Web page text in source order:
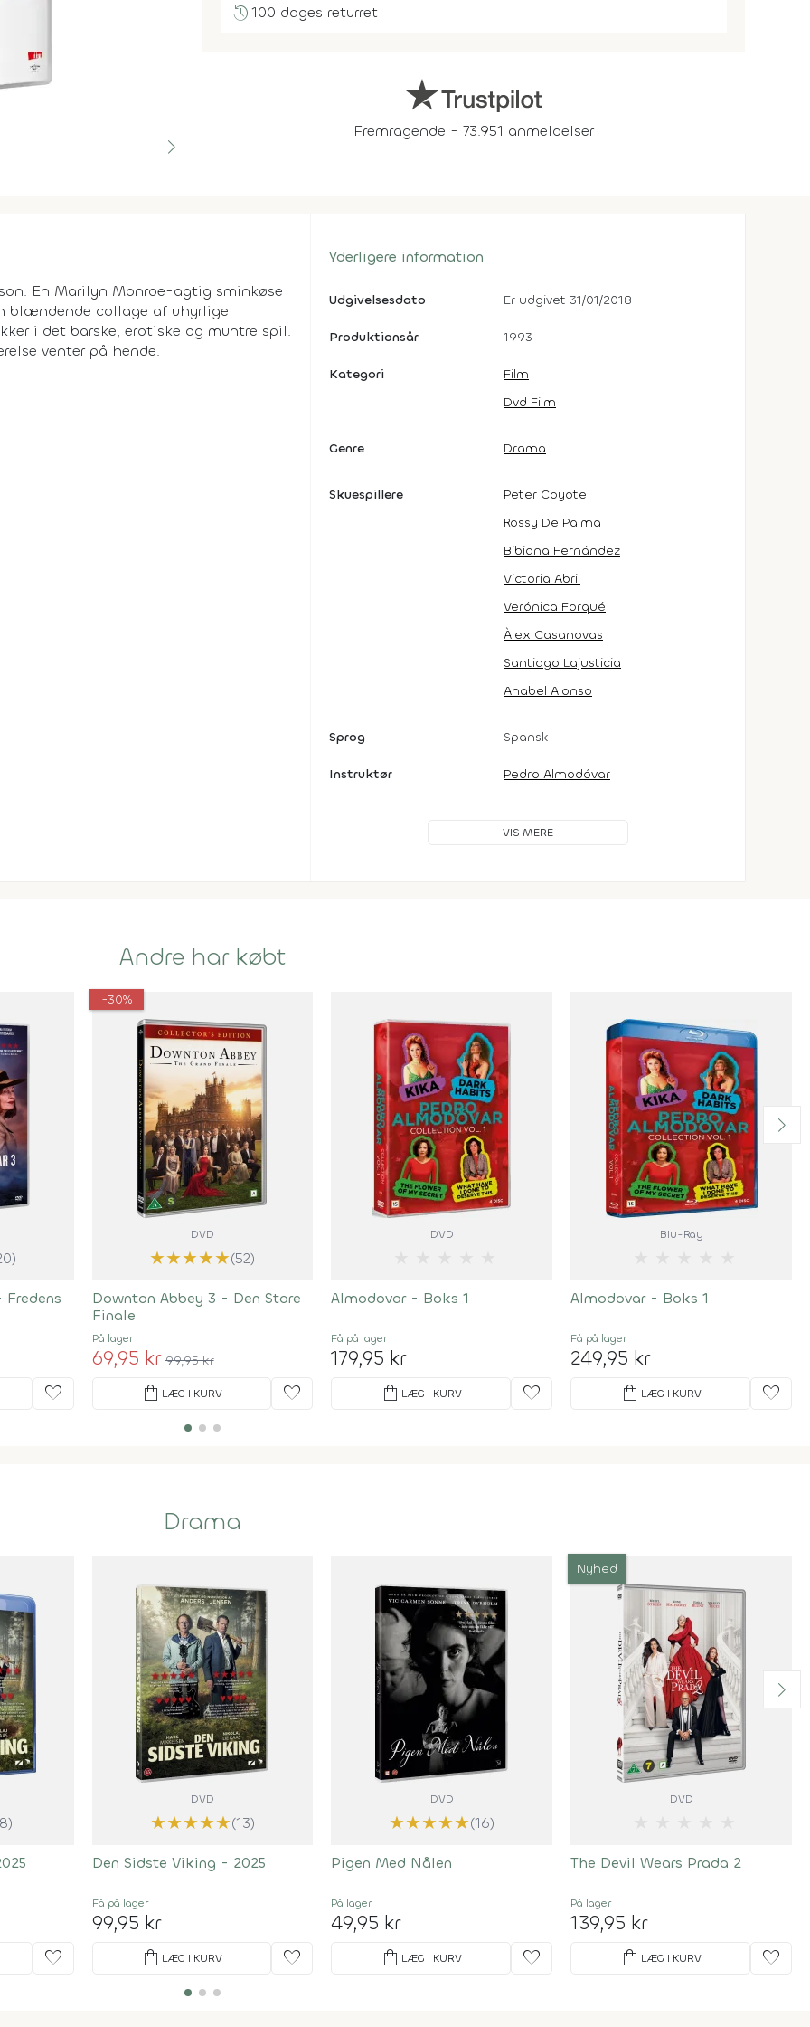
history100 dages returret
Fremragende - 73.951 anmeldelser
En Marilyn Monroe-agtig sminkøse
blændende collage af uhyrlige
i det barske, erotiske og muntre spil.
venter på hende.
Yderligere information
Udgivelsesdato Er udgivet 31/01/2018
Produktionsår 1993
Kategori
Film
Dvd Film
Genre Drama
Skuespillere
Peter Coyote
Rossy De Palma
Bibiana Fernández
Victoria Abril
Verónica Forqué
Àlex Casanovas
Santiago Lajusticia
Anabel Alonso
Sprog Spansk
Instruktør Pedro Almodóvar
VIS MERE
Andre har købt
Fredens
favorite
-30%
DVD
★★★★★(52)
Downton Abbey 3 - Den Store
Finale
På lager
69,95 kr 99,95 kr
shopping_bag LÆG I KURV favorite
DVD
Almodovar - Boks 1
Få på lager
179,95 kr
shopping_bag LÆG I KURV favorite
Blu-Ray
Almodovar - Boks 1
Få på lager
249,95 kr
shopping_bag LÆG I KURV favorite
Drama
favorite
DVD
★★★★★(13)
Den Sidste Viking - 2025
Få på lager
99,95 kr
shopping_bag LÆG I KURV favorite
DVD
★★★★★(16)
Pigen Med Nålen
På lager
49,95 kr
shopping_bag LÆG I KURV favorite
Nyhed
DVD
The Devil Wears Prada 2
På lager
139,95 kr
shopping_bag LÆG I KURV favorite